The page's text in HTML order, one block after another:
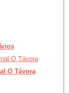
O Távora